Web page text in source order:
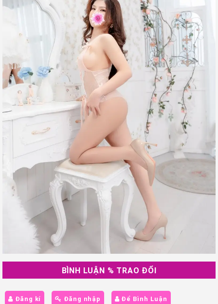
BÌNH LUẬN % TRAO ĐỔI
Đăng kí Đăng nhập Để Bình Luận